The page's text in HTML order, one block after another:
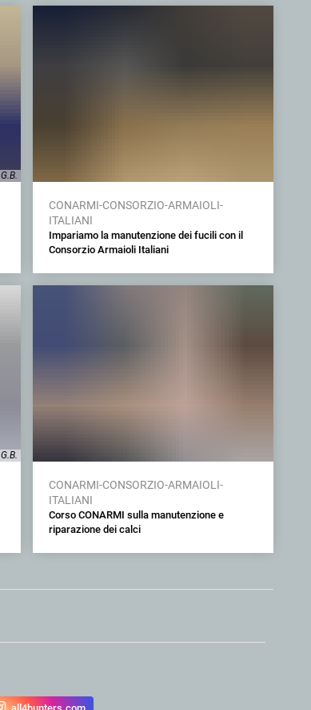
G.B.
CONARMI-CONSORZIO-ARMAIOLI-
ITALIANI
Impariamo la manutenzione dei fucili con il
Consorzio Armaioli Italiani
G.B.
CONARMI-CONSORZIO-ARMAIOLI-
ITALIANI
Corso CONARMI sulla manutenzione e
riparazione dei calci
all4hunters.com